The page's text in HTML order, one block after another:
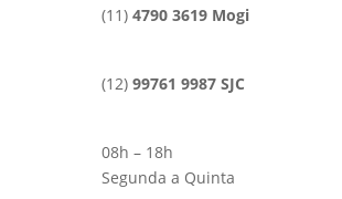
(11) 4790 3619 Mogi
(12) 99761 9987 SJC
08h – 18h
Segunda a Quinta